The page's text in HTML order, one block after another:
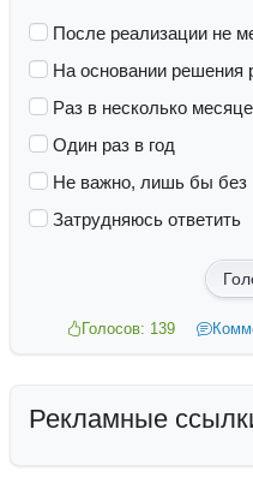
После реализации не
На основании решения
Раз в несколько
Один раз в год
Не важно, лишь бы без
Затрудняюсь ответить
Голосов: 139
Рекламные